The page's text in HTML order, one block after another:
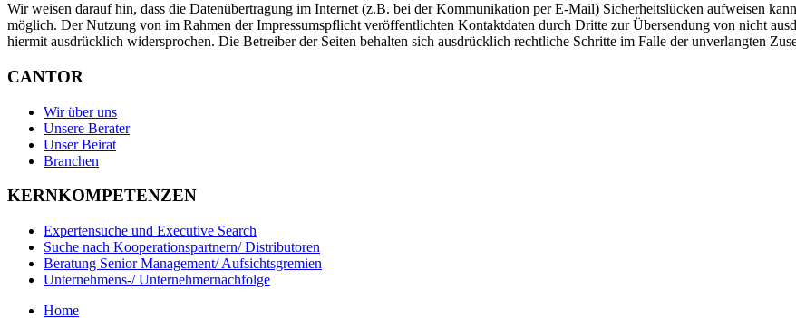
Wir weisen darauf hin, dass die Datenübertragung im Internet (z.B. bei der Kommunikation per E-Mail) Sicherheitslücken aufweisen
möglich. Der Nutzung von im Rahmen der Impressumspflicht veröffentlichten Kontaktdaten durch Dritte zur Übersendung von nicht
hiermit ausdrücklich widersprochen. Die Betreiber der Seiten behalten sich ausdrücklich rechtliche Schritte im Falle der unverlangten
CANTOR
Wir über uns
Unsere Berater
Unser Beirat
Branchen
KERNKOMPETENZEN
Expertensuche und Executive Search
Suche nach Kooperationspartnern/ Distributoren
Beratung Senior Management/ Aufsichtsgremien
Unternehmens-/ Unternehmernachfolge
Home